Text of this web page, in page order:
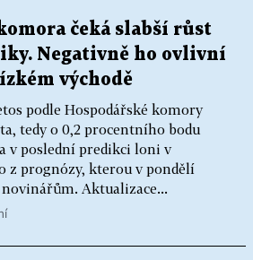
čeká slabší růst
Negativně ho ovlivní
východě
podle Hospodářské komory
tedy o 0,2 procentního bodu
v poslední predikci loni v
z prognózy, kterou v pondělí
Aktualizace...